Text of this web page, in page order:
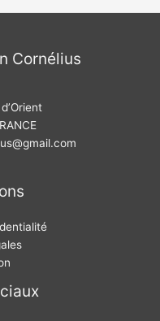
Cornélius